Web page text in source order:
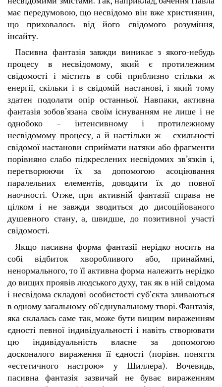
має передумовою, що несвідомо він вже християнин,
що приховалось від його свідомого розуміння,
інсайту.
Пасивна фантазія завжди виникає з якого-небудь
процесу в несвідомому, який є протилежним
свідомості і містить в собі приблизно стільки ж
енергії, скільки і в свідомій настанові, і який тому
здатен подолати опір останньої. Навпаки, активна
фантазія зобов’язана своїм існуванням не лише і не
однобоко – інтенсивному і протилежному
несвідомому процесу, а й настільки ж – схильності
свідомої настанови сприймати натяки або фрагменти
порівняно слабо підкреслених несвідомих зв’язків і,
перетворюючи їх за допомогою асоціювання
паралельних елементів, доводити їх до повної
наочності. Отже, при активній фантазії справа не
цілком і не завжди зводиться до дисоційованого
душевного стану, а, швидше, до позитивної участі
свідомості.
Якщо пасивна форма фантазії нерідко носить на
собі відбиток хворобливого або, принаймні,
ненормального, то її активна форма належить нерідко
до вищих проявів людського духу, так як в ній свідома
і несвідома складові особистості суб’єкта зливаються
в одному загальному об’єднувальному творі. Фантазія,
яка склалась саме так, може бути вищим вираженням
єдності певної індивідуальності і навіть створювати
цю індивідуальність власне за допомогою
досконалого вираження її єдності (порівн. поняття
«естетичного настрою» у Шиллера). Вочевидь,
пасивна фантазія зазвичай не буває вираженням